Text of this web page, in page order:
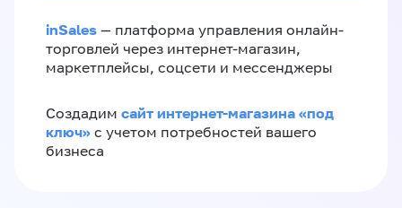
inSales — платформа управления онлайн-
торговлей через интернет-магазин,
маркетплейсы, соцсети и мессенджеры
Создадим сайт интернет-магазина «под
ключ» с учетом потребностей вашего
бизнеса